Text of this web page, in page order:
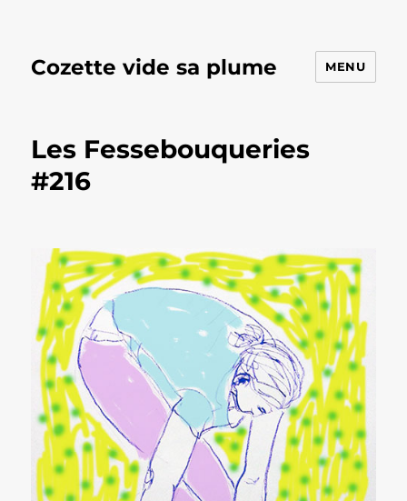
Cozette vide sa plume MENU
Les Fessebouqueries
#216